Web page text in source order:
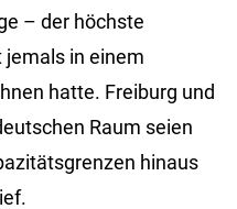
– der höchste
in einem
hatte. Freiburg und
Raum seien
hinaus